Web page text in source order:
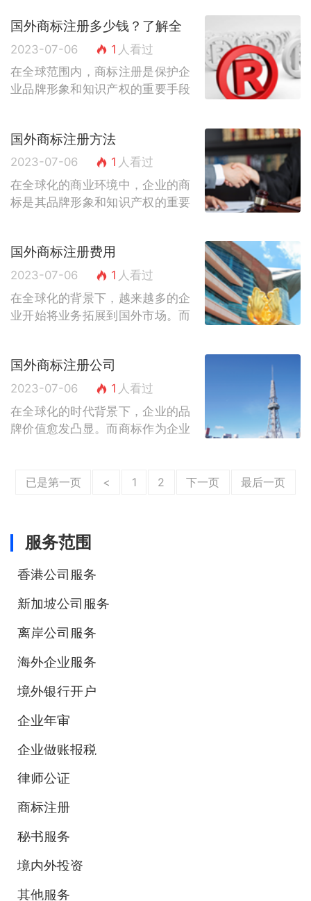
是保护企业品牌形象和知识产权的
重要手段，...
国外商标注册多少钱？了解全
球商标注册费用
2023-07-06 1 人看过
在全球范围内，商标注册是保护企
业品牌形象和知识产权的重要手段
业在进行国外商标注册时需要考虑
的重要因素...
国外商标注册方法
2023-07-06 1 人看过
在全球化的商业环境中，企业的商
标是其品牌形象和知识产权的重要
国外商标注册成为了众多企业的必
备步骤。本...
国外商标注册费用
2023-07-06 1 人看过
在全球化的背景下，越来越多的企
业开始将业务拓展到国外市场。而
商标注册的要求和费用也存在差
异。本文将为...
国外商标注册公司
2023-07-06 1 人看过
在全球化的时代背景下，企业的品
牌价值愈发凸显。而商标作为企业
商标注册涉及的法律法规繁杂，不
已是第一页 < 1 2 下一页 最后一页
服务范围
香港公司服务
新加坡公司服务
离岸公司服务
海外企业服务
境外银行开户
企业年审
企业做账报税
律师公证
商标注册
秘书服务
境内外投资
其他服务